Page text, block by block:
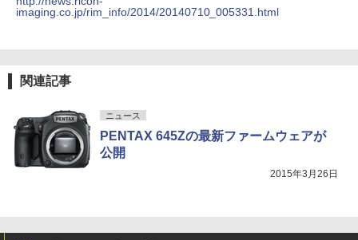
imaging.co.jp/rim_info/2014/20140710_005331.html
関連記事
ニュース
PENTAX 645Zの最新ファームウェアが
公開
2015年3月26日